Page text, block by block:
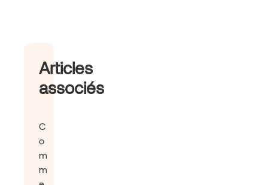
Articles
associés
C
o
m
m